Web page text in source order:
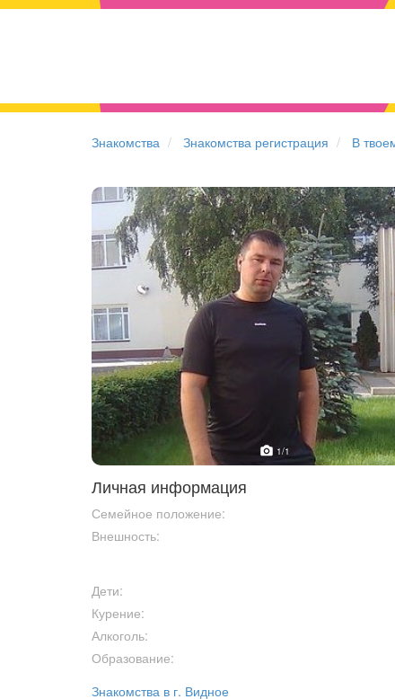
Знакомства Знакомства регистрация В
1/1
Личная информация
Семейное положение:
Внешность:
Дети:
Курение:
Алкоголь:
Образование:
Знакомства в г. Видное